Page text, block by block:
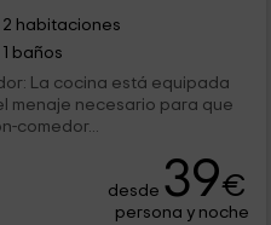
2 habitaciones
1 baños
menaje necesario para que
en casa. El salón-comedor...
desde 39€
persona y noche